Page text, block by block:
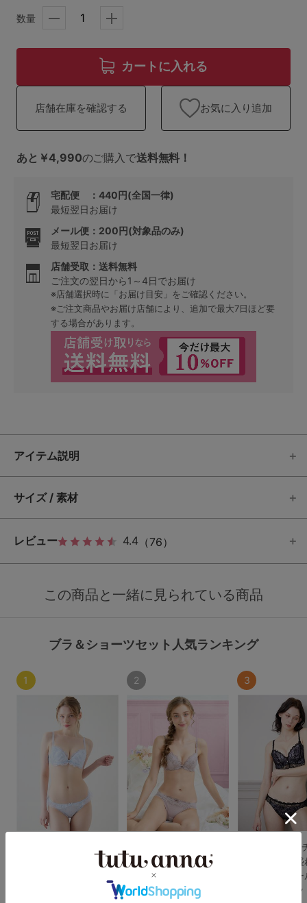
高評価レビューアイテム
WEB限定アイテム
特集ページ
数量
カートに入れる
店舗在庫を確認する お気に入り追加
あと￥4,990のご購入で送料無料！
宅配便 ：440円(全国一律)
最短翌日お届け
メール便：200円(対象品のみ)
最短翌日お届け
店舗受取：送料無料
ご注文の翌日から1～4日でお届け
※店舗選択時に「お届け目安」をご確認ください。
※ご注文商品やお届け店舗により、追加で最大7日ほど要
する場合があります。
アイテム説明
サイズ / 素材
レビュー 4.4 （76）
この商品と一緒に見られている商品
ブラ＆ショーツセット人気ランキング
1
ーケブラ&ショーツセッ
2
人気No.1 ジェマリエー
ルブラ＆ショーツセッ
ト
3
[特盛ブラ]チュ
ンナ史上一番
ャルマンノワ
＆ショーツセ